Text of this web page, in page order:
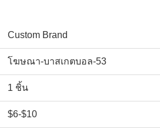
Custom Brand
โฆษณา-บาสเกตบอล-53
1 ชิ้น
$6-$10